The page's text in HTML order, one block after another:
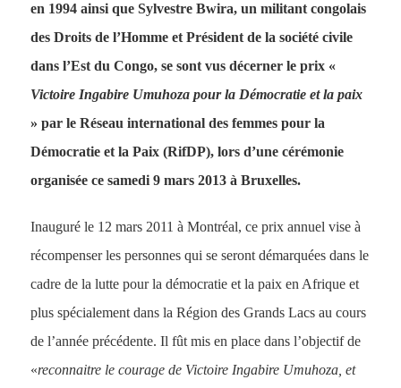
en 1994 ainsi que Sylvestre Bwira, un militant congolais
des Droits de l’Homme et Président de la société civile
dans l’Est du Congo, se sont vus décerner le prix «
Victoire Ingabire Umuhoza pour la Démocratie et la paix
» par le Réseau international des femmes pour la
Démocratie et la Paix (RifDP), lors d’une cérémonie
organisée ce samedi 9 mars 2013 à Bruxelles.
Inauguré le 12 mars 2011 à Montréal, ce prix annuel vise à
récompenser les personnes qui se seront démarquées dans le
cadre de la lutte pour la démocratie et la paix en Afrique et
plus spécialement dans la Région des Grands Lacs au cours
de l’année précédente. Il fût mis en place dans l’objectif de
«reconnaitre le courage de Victoire Ingabire Umuhoza, et